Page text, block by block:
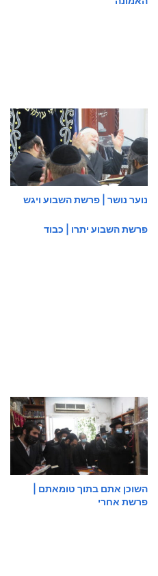
נוער נושר | פרשת השבוע ויגש
פרשת השבוע יתרו | כבוד
השוכן אתם בתוך טומאתם |
פרשת אחרי